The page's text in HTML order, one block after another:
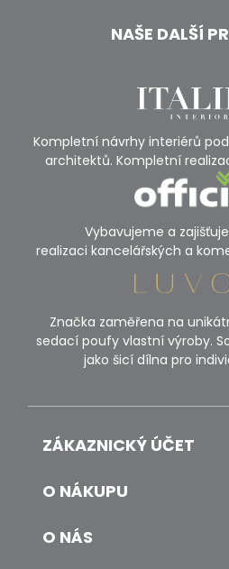
NAŠE DALŠÍ
Kompletní návrhy interiérů
architektů. Kompletní
Vybavujeme a
realizaci kancelářských a
Značka zaměřena na
sedací poufy vlastní výroby.
jako šicí dílna pro
ZÁKAZNICKÝ ÚČET
O NÁKUPU
O NÁS